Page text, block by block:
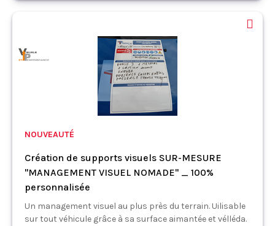
NOUVEAUTÉ
Création de supports visuels SUR-MESURE
"MANAGEMENT VISUEL NOMADE" _ 100%
personnalisée
Un management visuel au plus près du terrain. Uilisable
sur tout véhicule grâce à sa surface aimantée et vélléda.